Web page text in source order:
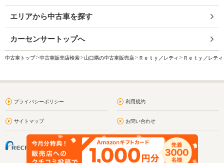
エリアから中古車を探す
カーセンサートップへ
中古車トップ 中古車販売店検索 山口県の中古車販売店 Ｒｅｔｙ／レティ Ｒｅｔｙ／レテ
プライバシーポリシー 利用規約
サイトマップ お問い合わせ